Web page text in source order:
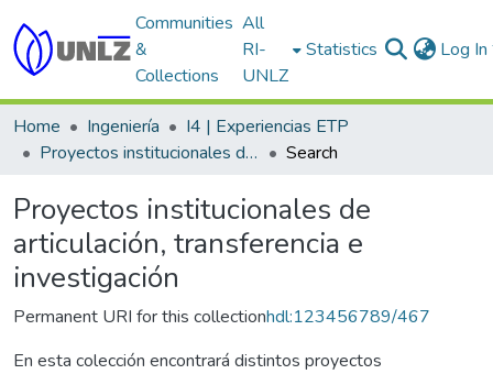
Communities
&
Collections
All
RI-
UNLZ
Statistics Log In
Home Ingeniería
I4 | Experiencias ETP
Proyectos institucionales de articulación, transferencia e investigación
Search
Proyectos institucionales de
articulación, transferencia e
investigación
Permanent URI for this collectionhdl:123456789/467
En esta colección encontrará distintos proyectos